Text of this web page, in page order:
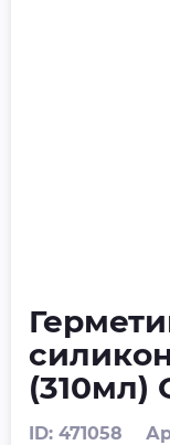
(310мл)
ID: 471058